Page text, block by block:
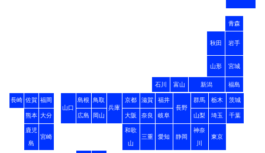
青森
秋田 岩手
山形 宮城
石川 富山 新潟 福島
長崎 佐賀 福岡
山口
島根
鳥取
兵庫
京都 滋賀
福井
長野
群馬 栃木 茨城
熊本 大分 広島 岡山 大阪 奈良 岐阜 山梨 埼玉 千葉
鹿児
島
宮崎
和歌
山
三重 愛知 静岡
神奈
川
東京